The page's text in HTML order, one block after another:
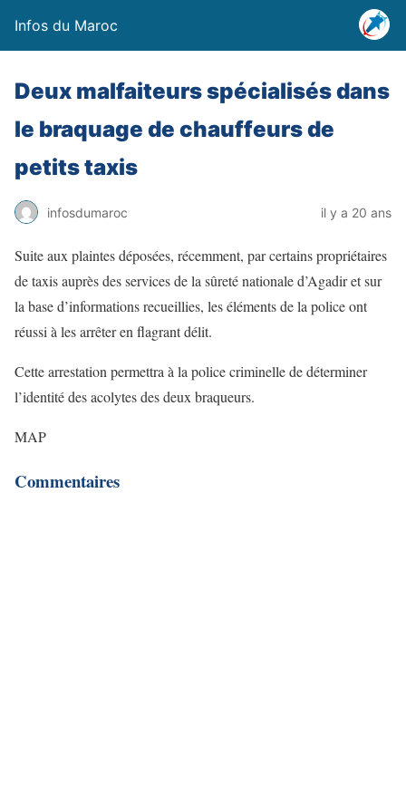
Infos du Maroc
Deux malfaiteurs spécialisés dans
le braquage de chauffeurs de
petits taxis
infosdumaroc il y a 20 ans
Suite aux plaintes déposées, récemment, par certains propriétaires
de taxis auprès des services de la sûreté nationale d’Agadir et sur
la base d’informations recueillies, les éléments de la police ont
réussi à les arrêter en flagrant délit.
Cette arrestation permettra à la police criminelle de déterminer
l’identité des acolytes des deux braqueurs.
MAP
Commentaires